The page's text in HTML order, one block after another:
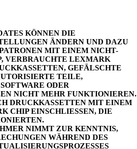
KÖNNEN DIE
ÄNDERN UND DAZU
MIT EINEM NICHT-
VERBRAUCHTE LEXMARK
GEFÄLSCHTE
TEILE,
ODER
NICHT MEHR FUNKTIONIEREN.
DRUCKKASSETTEN MIT EINEM
CHIP EINSCHLIESSEN, DIE
NIMMT ZUR KENNTNIS,
WÄHREND DES